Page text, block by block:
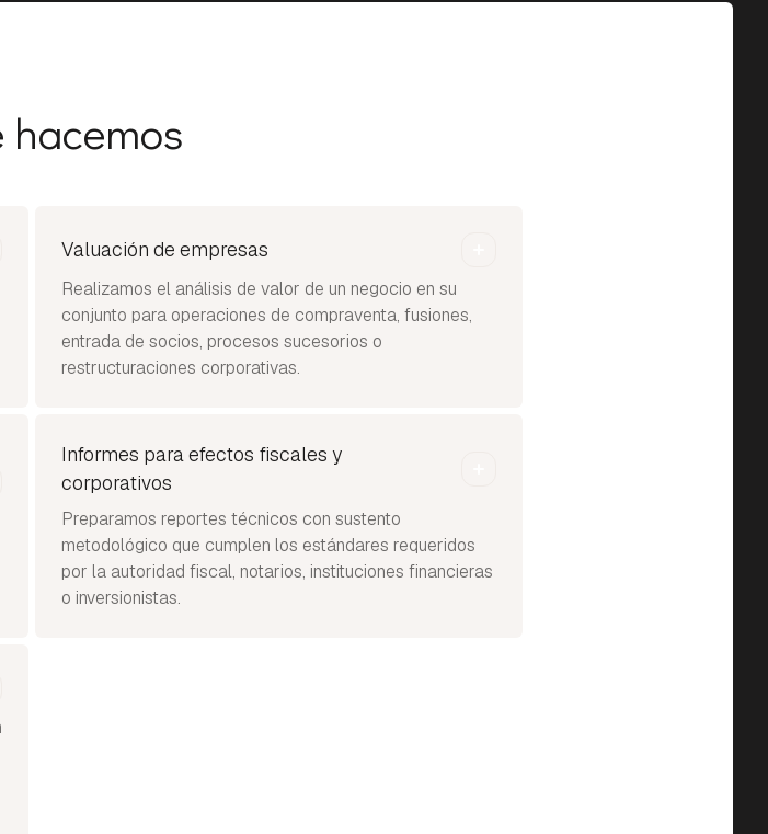
hacemos
Valuación de empresas
Realizamos el análisis de valor de un negocio en su
conjunto para operaciones de compraventa, fusiones,
entrada de socios, procesos sucesorios o
restructuraciones corporativas.
Informes para efectos fiscales y
corporativos
Preparamos reportes técnicos con sustento
metodológico que cumplen los estándares requeridos
por la autoridad fiscal, notarios, instituciones financieras
o inversionistas.